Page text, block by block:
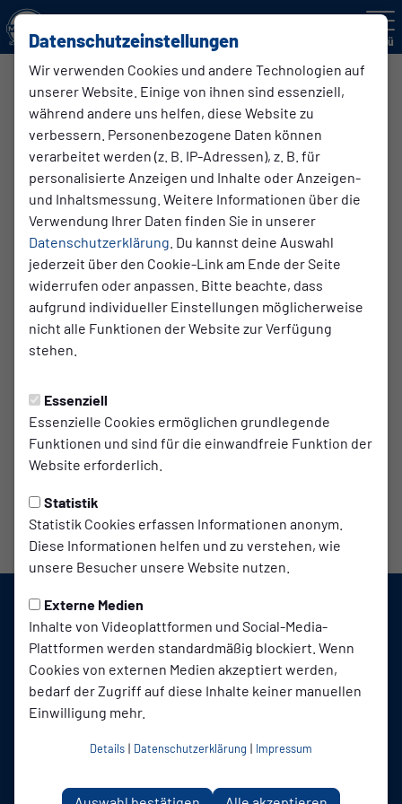
Datenschutzeinstellungen
Wir verwenden Cookies und andere Technologien auf
unserer Website. Einige von ihnen sind essenziell,
während andere uns helfen, diese Website zu
verbessern. Personenbezogene Daten können
verarbeitet werden (z. B. IP-Adressen), z. B. für
personalisierte Anzeigen und Inhalte oder Anzeigen-
und Inhaltsmessung. Weitere Informationen über die
Verwendung Ihrer Daten finden Sie in unserer
Datenschutzerklärung . Du kannst deine Auswahl
jederzeit über den Cookie-Link am Ende der Seite
widerrufen oder anpassen. Bitte beachte, dass
aufgrund individueller Einstellungen möglicherweise
nicht alle Funktionen der Website zur Verfügung
stehen.
Essenziell
Essenzielle Cookies ermöglichen grundlegende
Funktionen und sind für die einwandfreie Funktion der
Website erforderlich.
Statistik
Statistik Cookies erfassen Informationen anonym.
Diese Informationen helfen und zu verstehen, wie
unsere Besucher unsere Website nutzen.
Externe Medien
Inhalte von Videoplattformen und Social-Media-
Plattformen werden standardmäßig blockiert. Wenn
Cookies von externen Medien akzeptiert werden,
bedarf der Zugriff auf diese Inhalte keiner manuellen
Einwilligung mehr.
Details | Datenschutzerklärung | Impressum
Menü
E4-Junioren
Übersicht Funktionsteam